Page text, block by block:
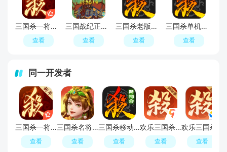
三国杀一将成名2026官方正版
查看
三国战纪正宗2025无限投币版联机版
查看
三国杀老版本无需联网
查看
三国杀单机版游戏全武将解锁
查看
同一开发者
三国杀一将成名2026官方正版
查看
三国杀名将传官方正版
查看
三国杀移动版渠道服
查看
欢乐三国杀九游版本
查看 查看